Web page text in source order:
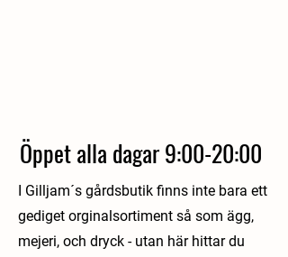
Öppet alla dagar 9:00-20:00
I Gilljam´s gårdsbutik finns inte bara ett
gediget orginalsortiment så som ägg,
mejeri, och dryck - utan här hittar du